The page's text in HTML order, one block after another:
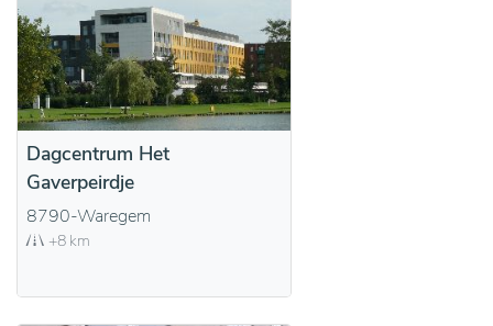
Dagcentrum Het
Gaverpeirdje
8790-Waregem
+8 km